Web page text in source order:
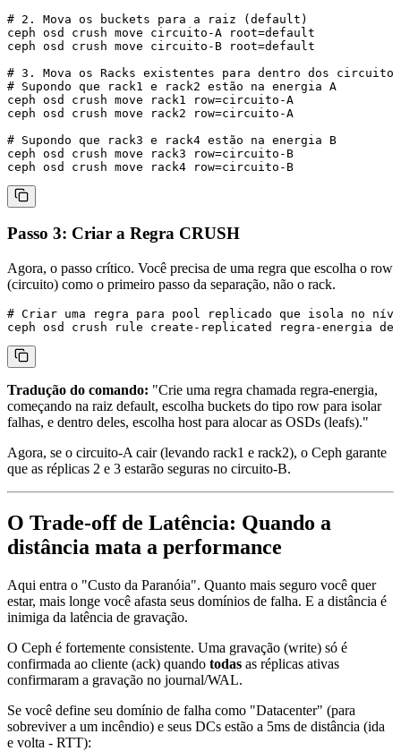
# 2. Mova os buckets para a raiz (default)
ceph osd crush move circuito-A root=default
ceph osd crush move circuito-B root=default
# 3. Mova os Racks existentes para dentro dos
# Supondo que rack1 e rack2 estão na energia A
ceph osd crush move rack1 row=circuito-A
ceph osd crush move rack2 row=circuito-A
# Supondo que rack3 e rack4 estão na energia B
ceph osd crush move rack3 row=circuito-B
Passo 3: Criar a Regra CRUSH
Agora, o passo crítico. Você precisa de uma regra que escolha o row
(circuito) como o primeiro passo da separação, não o rack.
# Criar uma regra para pool replicado que isola no
Tradução do comando: "Crie uma regra chamada regra-energia,
começando na raiz default, escolha buckets do tipo row para isolar
falhas, e dentro deles, escolha host para alocar as OSDs (leafs)."
Agora, se o circuito-A cair (levando rack1 e rack2), o Ceph garante
que as réplicas 2 e 3 estarão seguras no circuito-B.
O Trade-off de Latência: Quando a
distância mata a performance
Aqui entra o "Custo da Paranóia". Quanto mais seguro você quer
estar, mais longe você afasta seus domínios de falha. E a distância é
inimiga da latência de gravação.
O Ceph é fortemente consistente. Uma gravação (write) só é
confirmada ao cliente (ack) quando todas as réplicas ativas
confirmaram a gravação no journal/WAL.
Se você define seu domínio de falha como "Datacenter" (para
sobreviver a um incêndio) e seus DCs estão a 5ms de distância (ida
e volta - RTT):